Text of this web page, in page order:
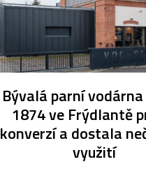
Bývalá parní
1874 ve Frýdlantě
konverzí a dostala
využití